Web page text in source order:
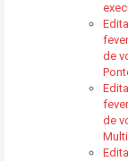
de
de